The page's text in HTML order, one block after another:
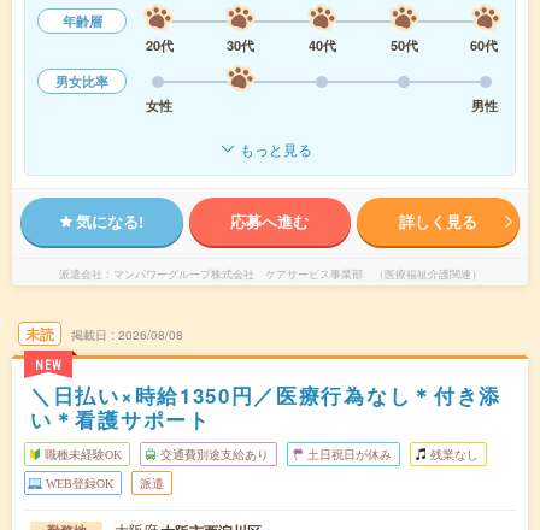
年齢層
20代
30代 40代 50代
60代
男女比率
女性
男性
もっと見る
気になる! 応募へ進む 詳しく見る
派遣会社 マンパワーグループ株式会社 ケアサービス事業部 （医療福祉介護関連）
未読
NEW
掲載日 2026/08/08
＼日払い×時給1350円／医療行為なし＊付き添
い＊看護サポート
職種未経験OK 交通費別途支給あり 土日祝日が休み 残業なし
WEB登録OK 派遣